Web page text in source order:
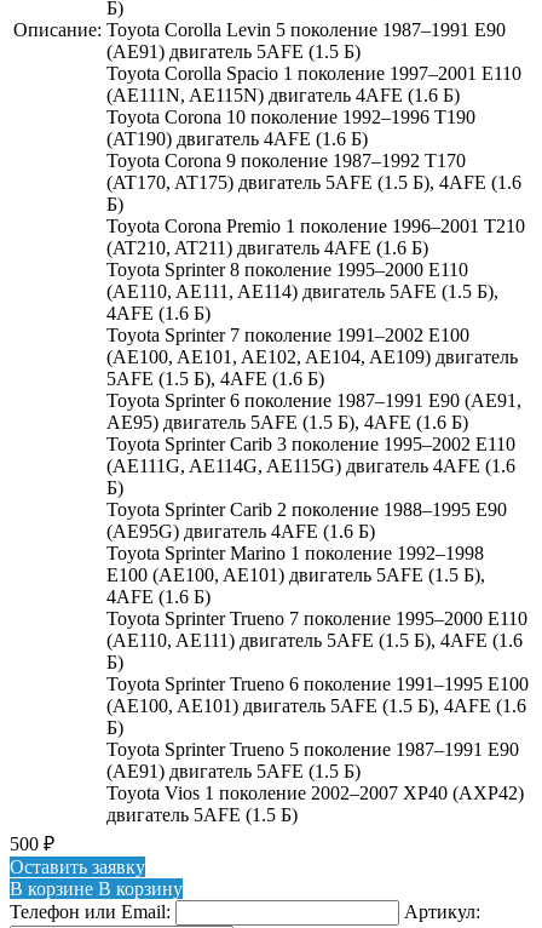
Описание:
Б)
Toyota Corolla Levin 5 поколение 1987–1991 E90
(AE91) двигатель 5AFE (1.5 Б)
Toyota Corolla Spacio 1 поколение 1997–2001 E110
(AE111N, AE115N) двигатель 4AFE (1.6 Б)
Toyota Corona 10 поколение 1992–1996 T190
(AT190) двигатель 4AFE (1.6 Б)
Toyota Corona 9 поколение 1987–1992 T170
(AT170, AT175) двигатель 5AFE (1.5 Б), 4AFE (1.6
Б)
Toyota Corona Premio 1 поколение 1996–2001 T210
(AT210, AT211) двигатель 4AFE (1.6 Б)
Toyota Sprinter 8 поколение 1995–2000 E110
(AE110, AE111, AE114) двигатель 5AFE (1.5 Б),
4AFE (1.6 Б)
Toyota Sprinter 7 поколение 1991–2002 E100
(AE100, AE101, AE102, AE104, AE109) двигатель
5AFE (1.5 Б), 4AFE (1.6 Б)
Toyota Sprinter 6 поколение 1987–1991 E90 (AE91,
AE95) двигатель 5AFE (1.5 Б), 4AFE (1.6 Б)
Toyota Sprinter Carib 3 поколение 1995–2002 E110
(AE111G, AE114G, AE115G) двигатель 4AFE (1.6
Б)
Toyota Sprinter Carib 2 поколение 1988–1995 E90
(AE95G) двигатель 4AFE (1.6 Б)
Toyota Sprinter Marino 1 поколение 1992–1998
E100 (AE100, AE101) двигатель 5AFE (1.5 Б),
4AFE (1.6 Б)
Toyota Sprinter Trueno 7 поколение 1995–2000 E110
(AE110, AE111) двигатель 5AFE (1.5 Б), 4AFE (1.6
Б)
Toyota Sprinter Trueno 6 поколение 1991–1995 E100
(AE100, AE101) двигатель 5AFE (1.5 Б), 4AFE (1.6
Б)
Toyota Sprinter Trueno 5 поколение 1987–1991 E90
(AE91) двигатель 5AFE (1.5 Б)
Toyota Vios 1 поколение 2002–2007 XP40 (AXP42)
двигатель 5AFE (1.5 Б)
500 ₽
Оставить заявку
В корзине В корзину
Телефон или Email:
Артикул: